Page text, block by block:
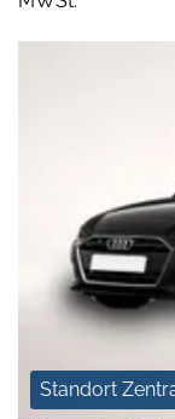
Standort